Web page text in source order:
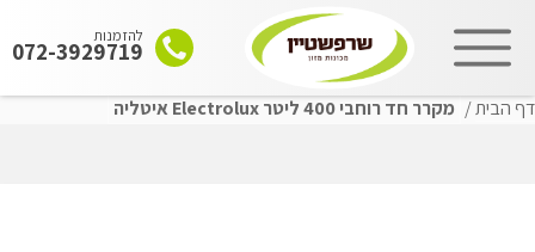
שִׂים
להזמנות
072-3929719
דף הבית/ מקרר חד רוחבי 400 ליטר Electrolux איטליה